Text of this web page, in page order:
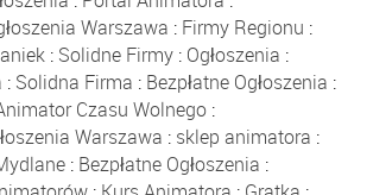
Warszawa : Firmy Regionu :
: Solidne Firmy: Ogłoszenia :
: Solidna Firma : Bezpłatne Ogłoszenia :
Czasu Wolnego:
Warszawa : sklep animatora :
: Bezpłatne Ogłoszenia :